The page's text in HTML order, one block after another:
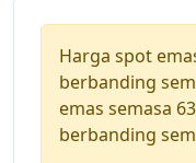
Harga spot
berbanding
emas semasa
berbanding